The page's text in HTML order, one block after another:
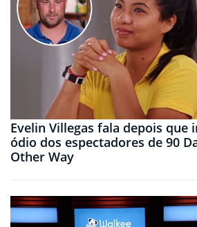
Evelin Villegas fala depois que
ódio dos espectadores de 90
Other Way